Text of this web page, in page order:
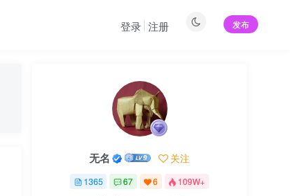
发布
登录 注册
无名 关注
1365 67 6 109W+